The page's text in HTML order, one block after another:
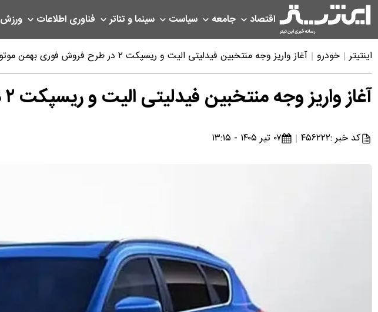
اقتصاد جامعه سیاست سینما و تئاتر فناوری اطلاعات ورزش
اینتیتر خودرو آغاز واریز وجه منتخبین فیدلیتی الیت و ریسپکت ۲ در طرح فروش فوری بهمن موتور
آغاز واریز وجه منتخبین فیدلیتی الیت و ریسپکت ۲ در طرح فروش فوری بهمن موتور
کد خبر :۴۵۶۲۲۲ ۰۷ تیر ۱۴۰۵ - ۱۳:۱۵